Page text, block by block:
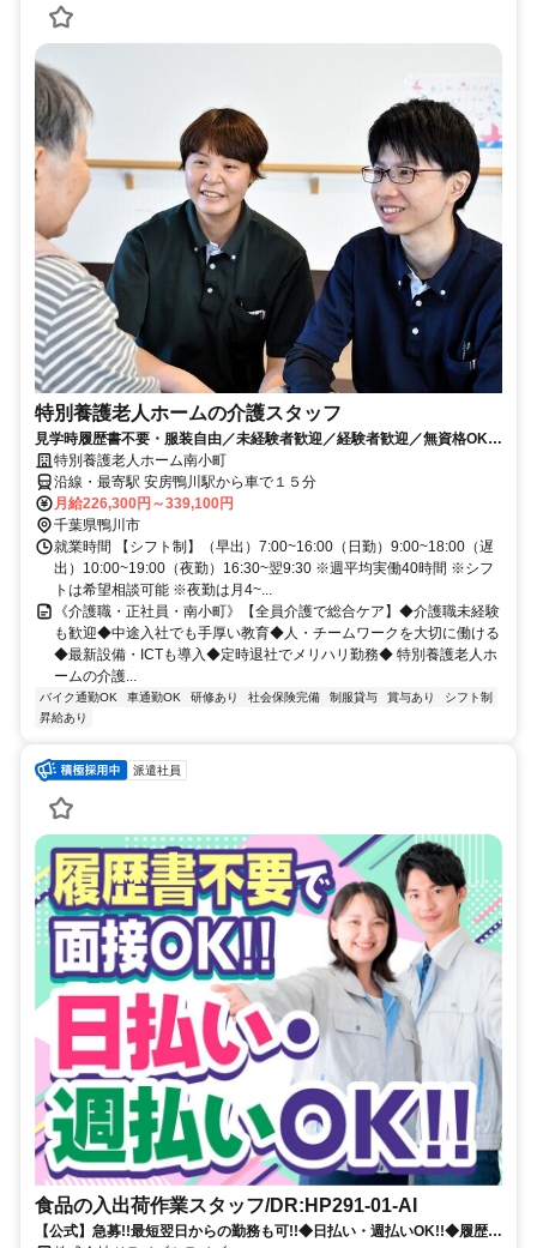
特別養護老人ホームの介護スタッフ
見学時履歴書不要・服装自由／未経験者歓迎／経験者歓迎／無資格OK／
資格保有者優遇／教育体制充実／賞与昇給あり
特別養護老人ホーム南小町
沿線・最寄駅 安房鴨川駅から車で１５分
月給226,300円～339,100円
千葉県鴨川市
就業時間 【シフト制】（早出）7:00~16:00（日勤）9:00~18:00（遅
出）10:00~19:00（夜勤）16:30~翌9:30 ※週平均実働40時間 ※シフ
トは希望相談可能 ※夜勤は月4~...
《介護職・正社員・南小町》【全員介護で総合ケア】◆介護職未経験
も歓迎◆中途入社でも手厚い教育◆人・チームワークを大切に働ける
◆最新設備・ICTも導入◆定時退社でメリハリ勤務◆ 特別養護老人ホ
ームの介護...
バイク通勤OK 車通勤OK 研修あり 社会保険完備 制服貸与 賞与あり
シフト制
昇給あり
派遣社員
食品の入出荷作業スタッフ/DR:HP291-01-AI
【公式】急募!!最短翌日からの勤務も可!!◆日払い・週払いOK!!◆履歴書